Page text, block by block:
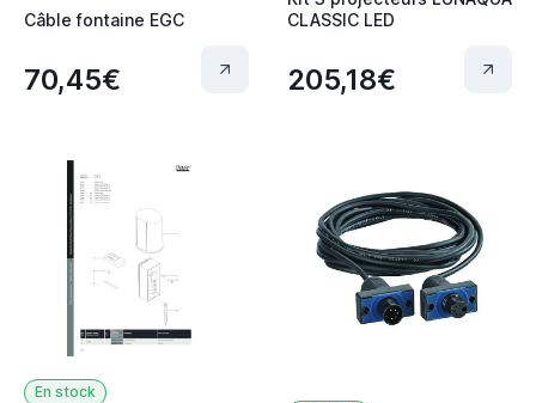
Câble fontaine EGC
70,45€
CLASSIC LED
205,18€
En stock